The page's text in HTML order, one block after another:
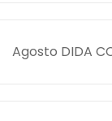
Agosto DIDA